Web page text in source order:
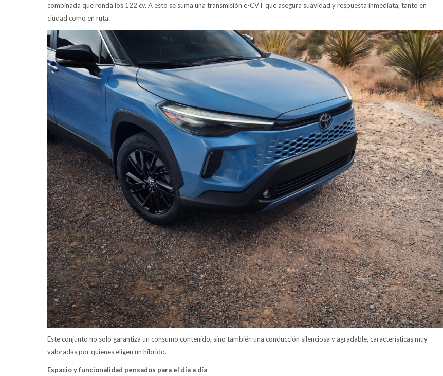
combinada que ronda los 122 cv. A esto se suma una transmisión e-CVT que asegura suavidad y respuesta inmediata, tanto en
ciudad como en ruta.
Este conjunto no solo garantiza un consumo contenido, sino también una conducción silenciosa y agradable, características muy
valoradas por quienes eligen un híbrido.
Espacio y funcionalidad pensados para el día a día